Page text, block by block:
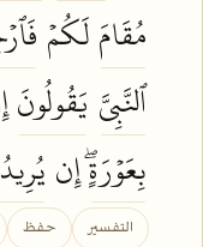
مُقَامَلَكُمۡ
ٱلنَّبِيَّ يَقُولُونَ
بِعَوۡرَةٍۖإِن
التفسير حفظ